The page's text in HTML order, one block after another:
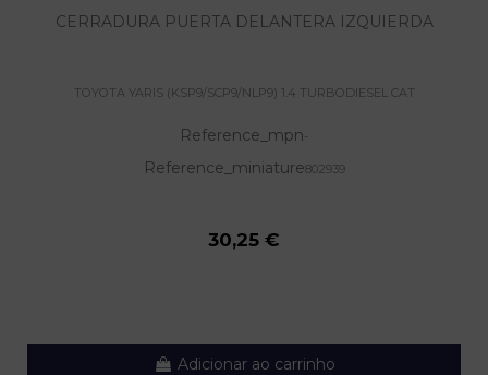
CERRADURA PUERTA DELANTERA IZQUIERDA
TOYOTA YARIS (KSP9/SCP9/NLP9) 1.4 TURBODIESEL CAT
Reference_mpn-
Reference_miniature802939
30,25 €
Adicionar ao carrinho